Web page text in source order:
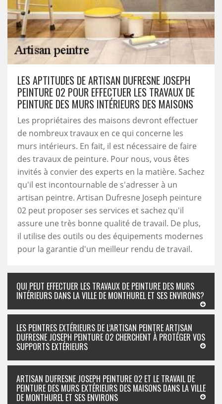
LES APTITUDES DE ARTISAN DUFRESNE JOSEPH
PEINTURE 02 POUR EFFECTUER LES TRAVAUX DE
PEINTURE DES MURS INTÉRIEURS DES MAISONS
Les propriétaires des maisons devront effectuer
de nombreux travaux en ce qui concerne les
murs intérieurs. En fait, il est nécessaire de faire
des travaux de peinture. Pour nous, vous êtes
invités à convier des experts en la matière. Sachez
qu'il est incontournable de s'adresser à un
artisan peintre. Artisan Dufresne Joseph peinture
02 peut proposer ses services et sachez qu'il
assure une très bonne qualité de travail. De plus,
il utilise des outils ou des équipements modernes
pour la garantie d'un meilleur rendu de travail.
QUI PEUT EFFECTUER LES TRAVAUX DE PEINTURE DES MURS
INTÉRIEURS DANS LA VILLE DE MONTHUREL ET SES ENVIRONS?
LES PEINTRES EXTÉRIEURS DE L’ARTISAN PEINTRE ARTISAN
DUFRESNE JOSEPH PEINTURE 02 CHERCHENT À PROTÉGER VOS
SUPPORTS EXTÉRIEURS
ARTISAN DUFRESNE JOSEPH PEINTURE 02 ET LE TRAVAIL DE
PEINTURE DES MURS EXTÉRIEURS DES MAISONS DANS LA VILLE
DE MONTHUREL ET SES ENVIRONS